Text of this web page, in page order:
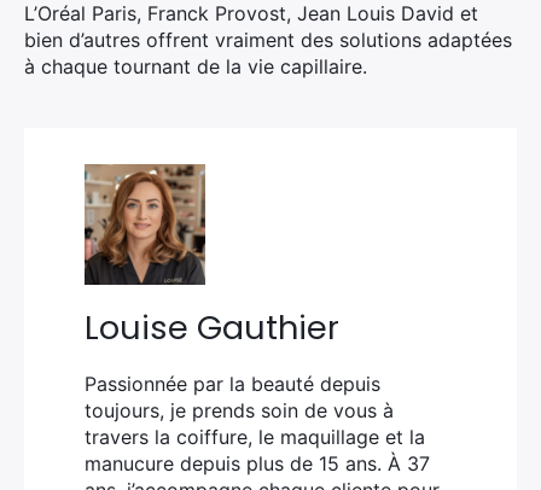
L’Oréal Paris, Franck Provost, Jean Louis David et
bien d’autres offrent vraiment des solutions adaptées
à chaque tournant de la vie capillaire.
Louise Gauthier
Passionnée par la beauté depuis
toujours, je prends soin de vous à
travers la coiffure, le maquillage et la
manucure depuis plus de 15 ans. À 37